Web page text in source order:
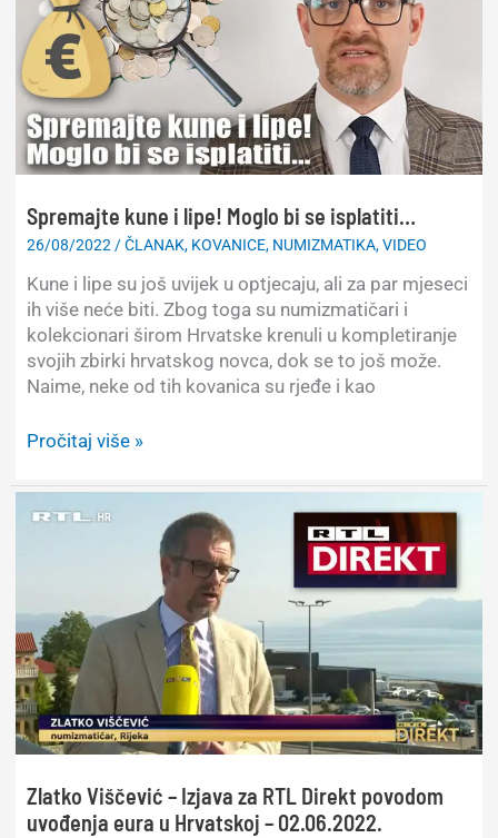
od
5
10
lipa
Spremajte kune i lipe! Moglo bi se isplatiti…
26/08/2022/ČLANAK, KOVANICE, NUMIZMATIKA,VIDEO
Kune i lipe su još uvijek u optjecaju, ali za par mjeseci
ih više neće biti. Zbog toga su numizmatičari i
kolekcionari širom Hrvatske krenuli u kompletiranje
svojih zbirki hrvatskog novca, dok se to još može.
Naime, neke od tih kovanica su rjeđe i kao
Spremajte
i
lipe!
isplatiti…
Pročitaj više »
Zlatko Viščević – Izjava za RTL Direkt povodom
uvođenja eura u Hrvatskoj – 02.06.2022.